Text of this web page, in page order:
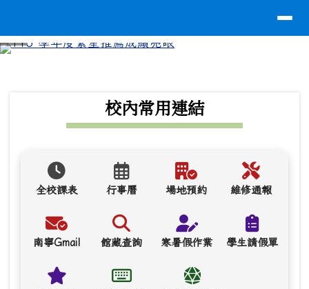
上中區域內容校內常用連結
全校課表 行事曆 場地預約 維修通報
南寧Gmail 館藏查詢 寒暑假作業 學生請假單